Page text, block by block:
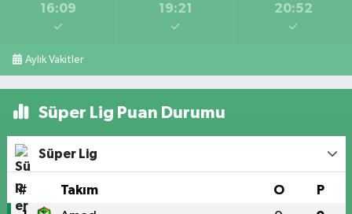
16:09 19:21 20:52
Aylık Vakitler
Süper Lig Puan Durumu
Süper Lig
# Takım O P